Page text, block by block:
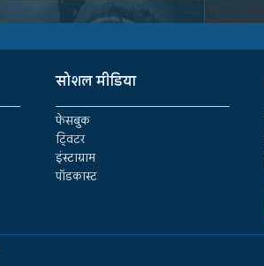
सोशल मीडिया
फेसबुक
ट्विटर
इंस्टाग्राम
पॉडकास्ट